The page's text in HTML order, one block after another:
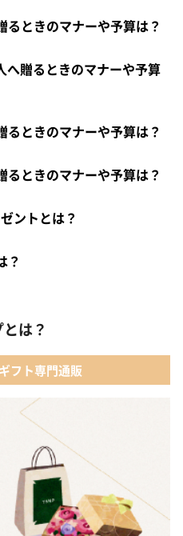
るときのマナーや予算は？
へ贈るときのマナーや予算
るときのマナーや予算は？
るときのマナーや予算は？
ントとは？
？
は？
フト専門通販